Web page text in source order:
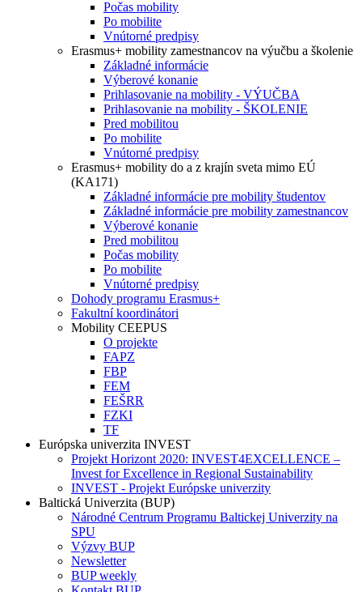
Počas mobility
Po mobilite
Vnútorné predpisy
Erasmus+ mobility zamestnancov na výučbu a školenie
Základné informácie
Výberové konanie
Prihlasovanie na mobility - VÝUČBA
Prihlasovanie na mobility - ŠKOLENIE
Pred mobilitou
Po mobilite
Vnútorné predpisy
Erasmus+ mobility do a z krajín sveta mimo EÚ
(KA171)
Základné informácie pre mobility študentov
Základné informácie pre mobility zamestnancov
Výberové konanie
Pred mobilitou
Počas mobility
Po mobilite
Vnútorné predpisy
Dohody programu Erasmus+
Fakultní koordinátori
Mobility CEEPUS
O projekte
FAPZ
FBP
FEM
FEŠRR
FZKI
TF
Európska univerzita INVEST
Projekt Horizont 2020: INVEST4EXCELLENCE –
Invest for Excellence in Regional Sustainability
INVEST - Projekt Európske univerzity
Baltická Univerzita (BUP)
Národné Centrum Programu Baltickej Univerzity na
SPU
Výzvy BUP
Newsletter
BUP weekly